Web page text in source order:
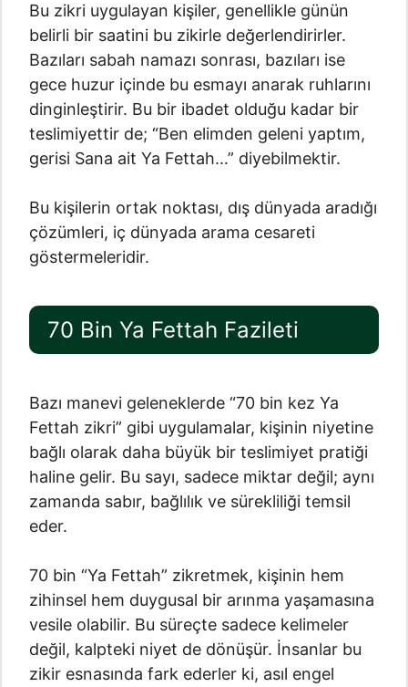
Bu zikri uygulayan kişiler, genellikle günün
belirli bir saatini bu zikirle değerlendirirler.
Bazıları sabah namazı sonrası, bazıları ise
gece huzur içinde bu esmayı anarak ruhlarını
dinginleştirir. Bu bir ibadet olduğu kadar bir
teslimiyettir de; “Ben elimden geleni yaptım,
gerisi Sana ait Ya Fettah…” diyebilmektir.
Bu kişilerin ortak noktası, dış dünyada aradığı
çözümleri, iç dünyada arama cesareti
göstermeleridir.
70 Bin Ya Fettah Fazileti
Bazı manevi geleneklerde “70 bin kez Ya
Fettah zikri” gibi uygulamalar, kişinin niyetine
bağlı olarak daha büyük bir teslimiyet pratiği
haline gelir. Bu sayı, sadece miktar değil; aynı
zamanda sabır, bağlılık ve sürekliliği temsil
eder.
70 bin “Ya Fettah” zikretmek, kişinin hem
zihinsel hem duygusal bir arınma yaşamasına
vesile olabilir. Bu süreçte sadece kelimeler
değil, kalpteki niyet de dönüşür. İnsanlar bu
zikir esnasında fark ederler ki, asıl engel